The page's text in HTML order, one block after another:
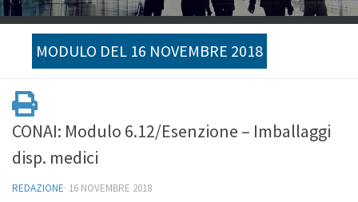
MODULO DEL 16 NOVEMBRE 2018
CONAI: Modulo 6.12/Esenzione – Imballaggi
disp. medici
REDAZIONE· 16 NOVEMBRE 2018